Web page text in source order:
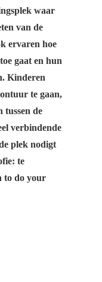
waar
van de
ervaren hoe
gaat en hun
Kinderen
te gaan,
tussen de
verbindende
plek nodigt
te
to do your